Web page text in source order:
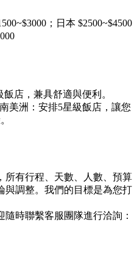
；日本 $2500~$4500
店，兼具舒適與便利。
美洲：安排5星級飯店，讓您
所有行程、天數、人數、預算
與調整。我們的目標是為您打
時聯繫客服團隊進行洽詢：